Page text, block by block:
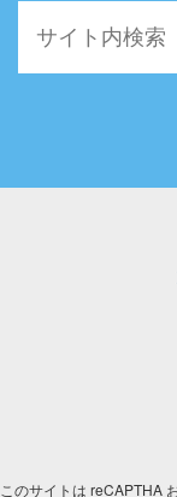
このサイトは reCAPTHA